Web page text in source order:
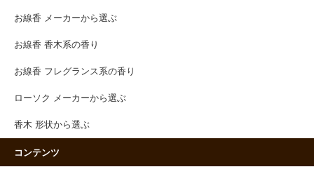
お線香 メーカーから選ぶ
お線香 香木系の香り
お線香 フレグランス系の香り
ローソク メーカーから選ぶ
香木 形状から選ぶ
コンテンツ